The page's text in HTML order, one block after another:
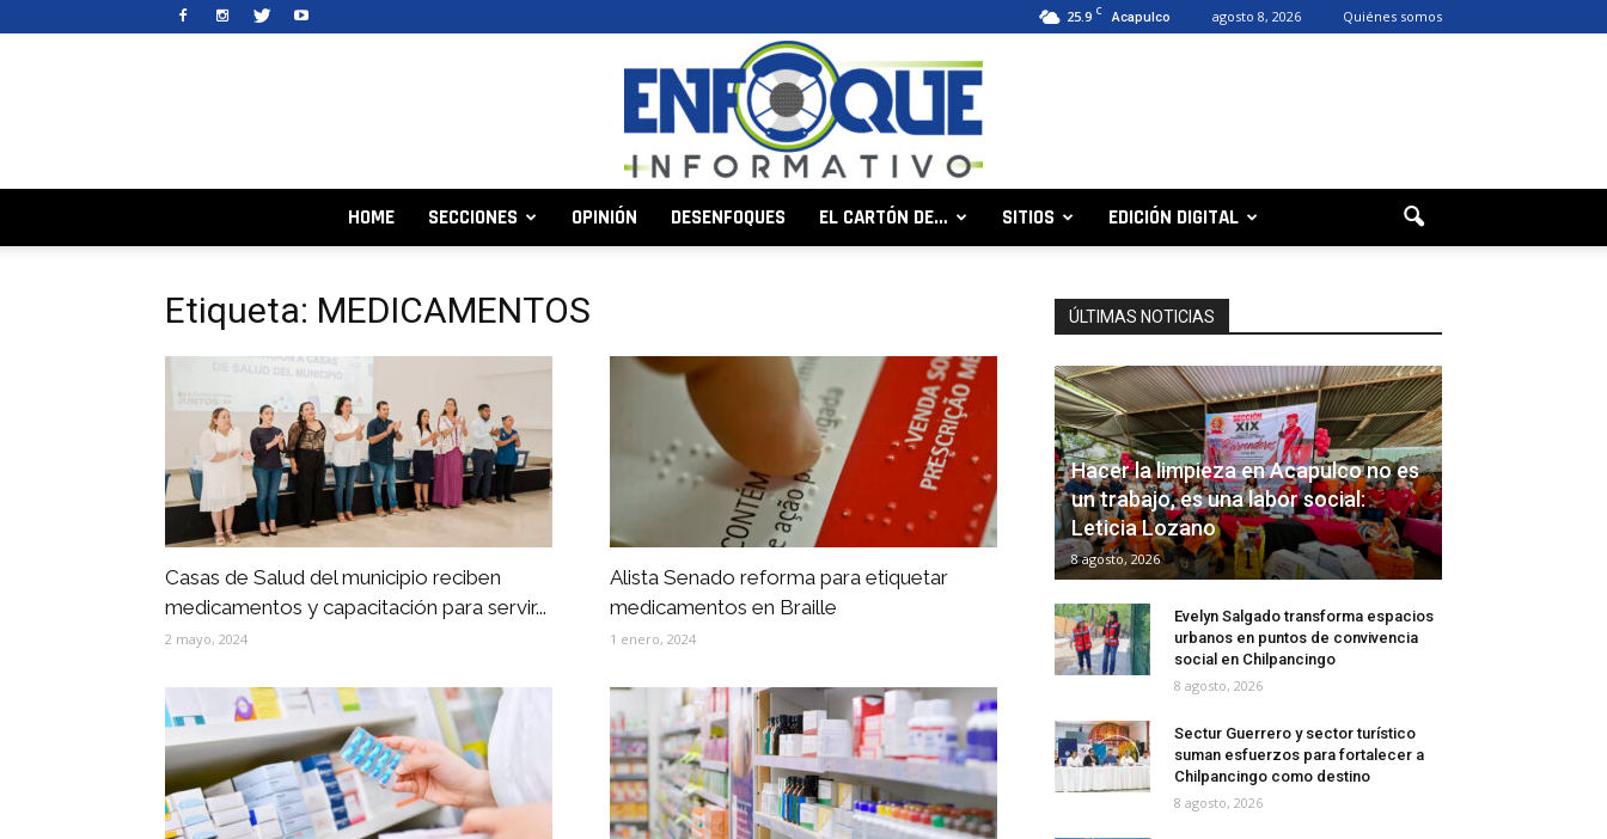
25.9 C Acapulco agosto 8, 2026 Quiénes somos
Informativo
HOME SECCIONES OPINIÓN DESENFOQUES EL CARTÓN DE… SITIOS EDICIÓN DIGITAL
Etiqueta: MEDICAMENTOS
Casas de Salud del municipio reciben
medicamentos y capacitación para servir...
2 mayo, 2024
Alista Senado reforma para etiquetar
medicamentos en Braille
1 enero, 2024
ÚLTIMAS NOTICIAS
Hacer la limpieza en Acapulco no es
un trabajo, es una labor social:
Leticia Lozano
8 agosto, 2026
Evelyn Salgado transforma espacios
urbanos en puntos de convivencia
social en Chilpancingo
8 agosto, 2026
Sectur Guerrero y sector turístico
suman esfuerzos para fortalecer a
Chilpancingo como destino
8 agosto, 2026